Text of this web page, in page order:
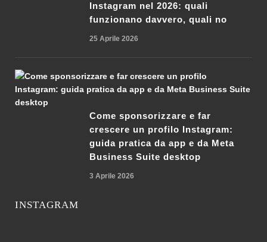
Instagram nel 2026: quali
funzionano davvero, quali no
25 Aprile 2026
Come sponsorizzare e far
crescere un profilo Instagram:
guida pratica da app e da Meta
Business Suite desktop
3 Aprile 2026
INSTAGRAM